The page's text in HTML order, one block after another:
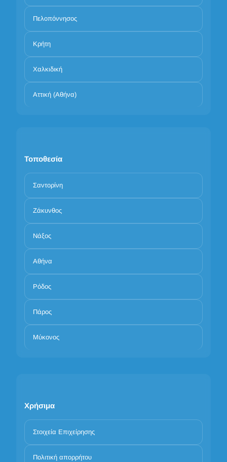
Πελοπόννησος
Κρήτη
Χαλκιδική
Αττική (Αθήνα)
Τοποθεσία
Σαντορίνη
Ζάκυνθος
Νάξος
Αθήνα
Ρόδος
Πάρος
Μύκονος
Χρήσιμα
Στοιχεία Επιχείρησης
Πολιτική απορρήτου